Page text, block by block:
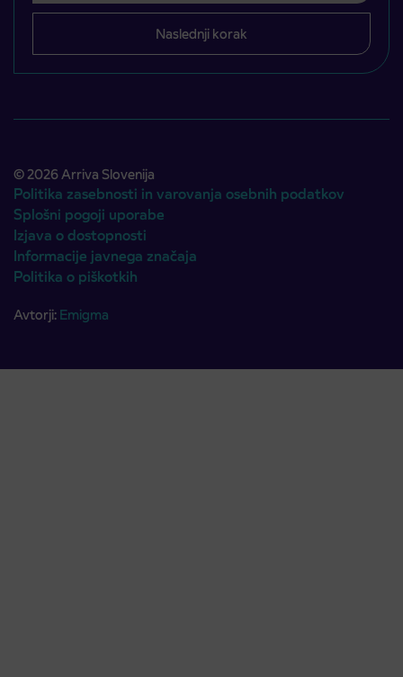
Naslednji korak
© 2026 Arriva Slovenija
Politika zasebnosti in varovanja osebnih podatkov
Splošni pogoji uporabe
Izjava o dostopnosti
Informacije javnega značaja
Politika o piškotkih
Avtorji: Emigma